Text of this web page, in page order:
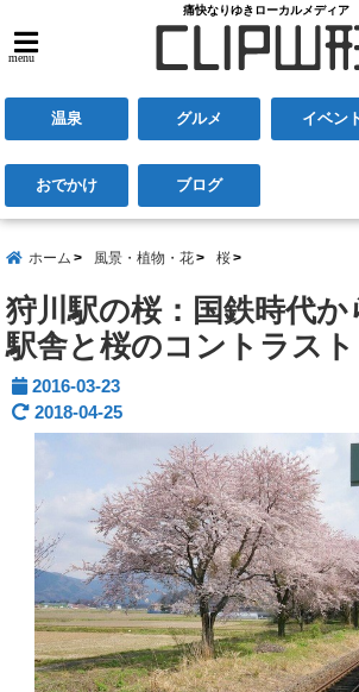
痛快なりゆきローカルメディア
menu
温泉 グルメ イベン
おでかけ ブログ
ホーム 風景・植物・花 桜
狩川駅の桜：国鉄時代
駅舎と桜のコントラスト
2016-03-23
2018-04-25